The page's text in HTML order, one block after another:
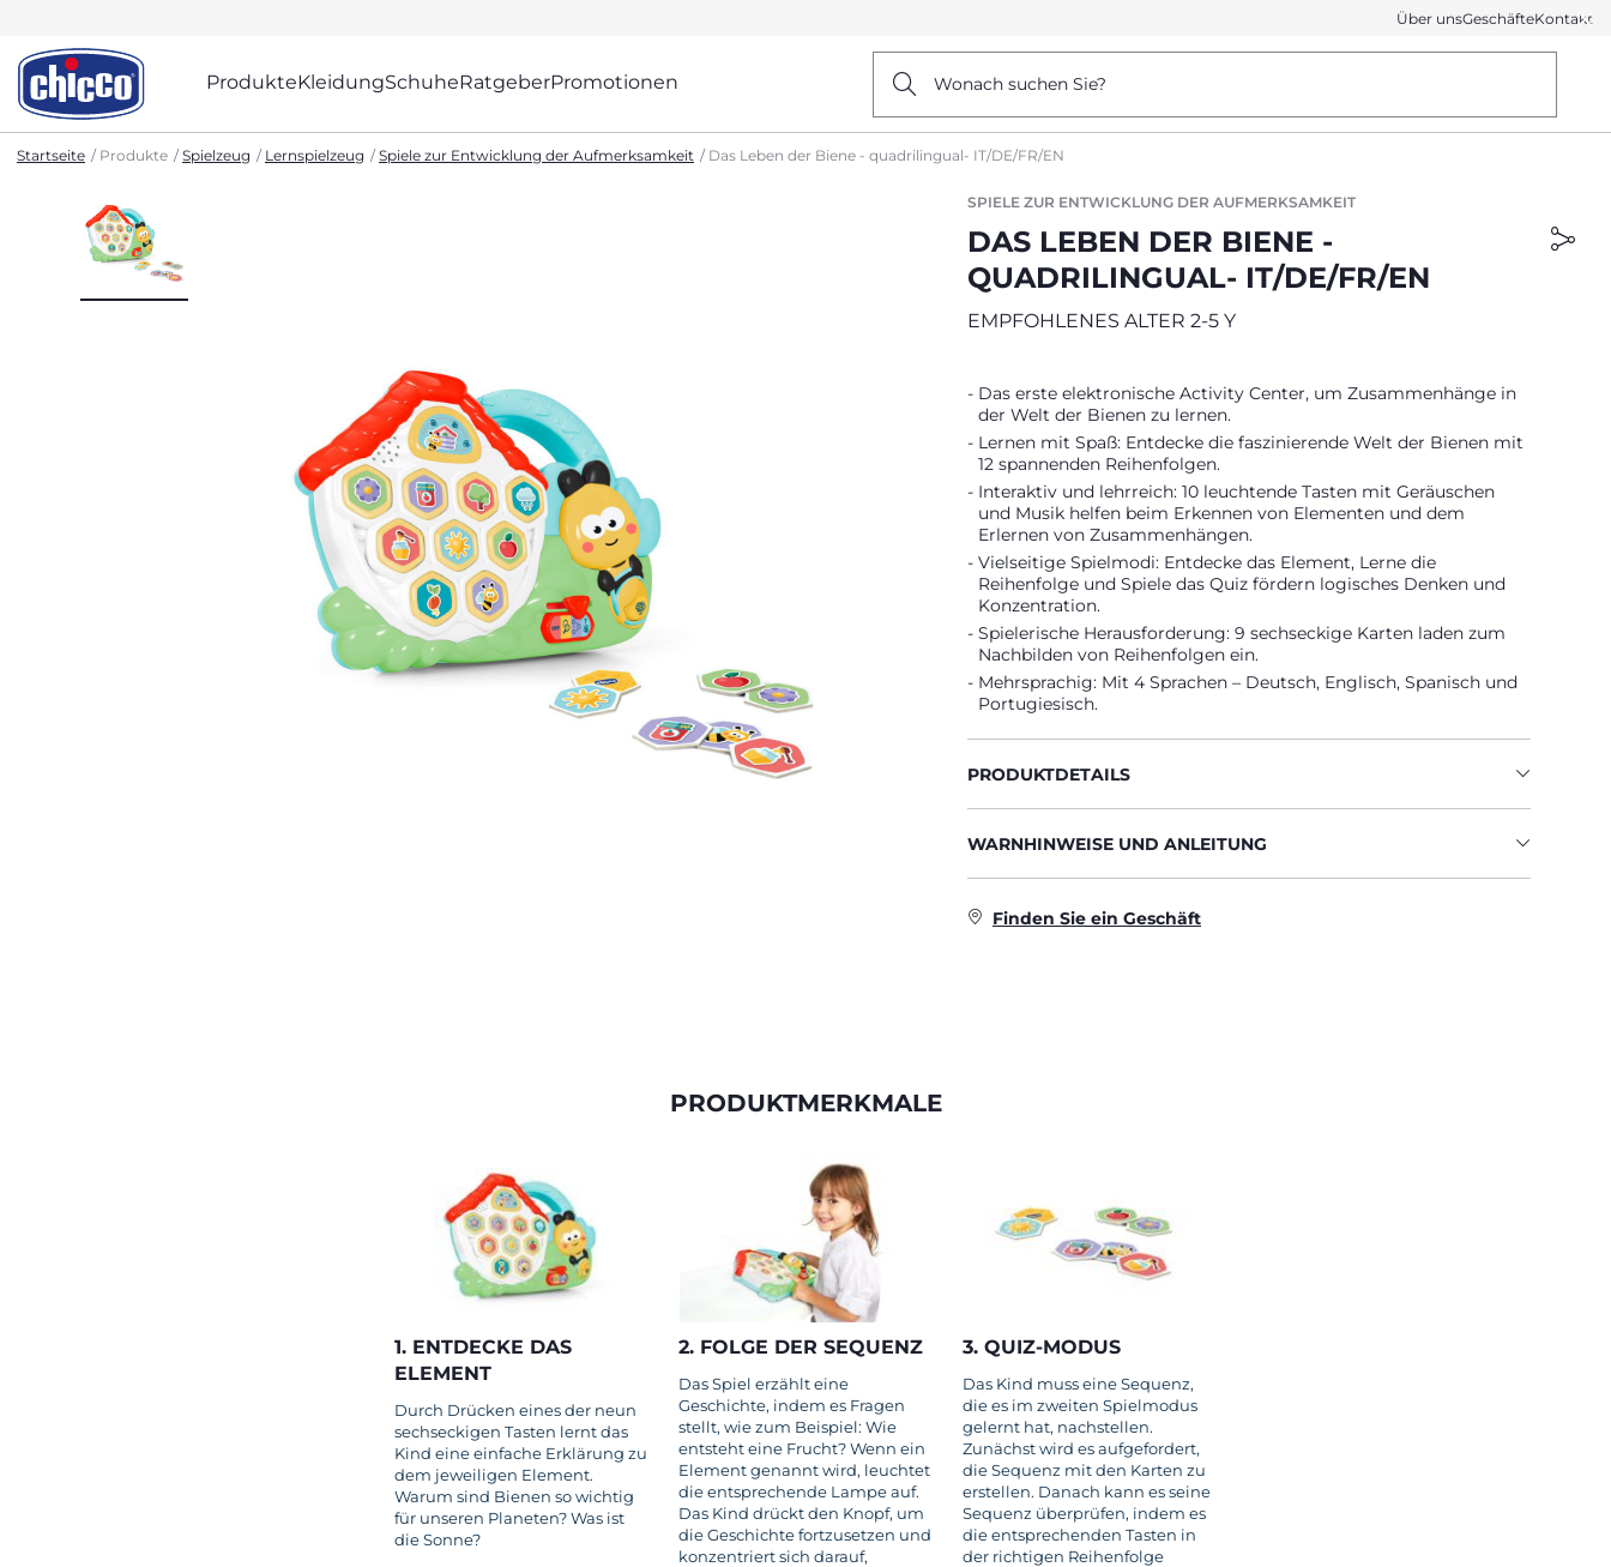
Über unsGeschäfteKontakt
ProdukteKleidungSchuheRatgeberPromotionen Wonach suchen Sie?
Startseite Produkte Spielzeug Lernspielzeug Spiele zur Entwicklung der Aufmerksamkeit Das Leben der Biene - quadrilingual- IT/DE/FR/EN
SPIELE ZUR ENTWICKLUNG DER AUFMERKSAMKEIT
DAS LEBEN DER BIENE -
QUADRILINGUAL- IT/DE/FR/EN
EMPFOHLENES ALTER 2-5 Y
Das erste elektronische Activity Center, um Zusammenhänge in
der Welt der Bienen zu lernen.
Lernen mit Spaß: Entdecke die faszinierende Welt der Bienen mit
12 spannenden Reihenfolgen.
Interaktiv und lehrreich: 10 leuchtende Tasten mit Geräuschen
und Musik helfen beim Erkennen von Elementen und dem
Erlernen von Zusammenhängen.
Vielseitige Spielmodi: Entdecke das Element, Lerne die
Reihenfolge und Spiele das Quiz fördern logisches Denken und
Konzentration.
Spielerische Herausforderung: 9 sechseckige Karten laden zum
Nachbilden von Reihenfolgen ein.
Mehrsprachig: Mit 4 Sprachen – Deutsch, Englisch, Spanisch und
Portugiesisch.
PRODUKTDETAILS
WARNHINWEISE UND ANLEITUNG
Finden Sie ein Geschäft
PRODUKTMERKMALE
1. ENTDECKE DAS
ELEMENT
Durch Drücken eines der neun
sechseckigen Tasten lernt das
Kind eine einfache Erklärung zu
dem jeweiligen Element.
Warum sind Bienen so wichtig
für unseren Planeten? Was ist
die Sonne?
2. FOLGE DER SEQUENZ
Das Spiel erzählt eine
Geschichte, indem es Fragen
stellt, wie zum Beispiel: Wie
entsteht eine Frucht? Wenn ein
Element genannt wird, leuchtet
die entsprechende Lampe auf.
Das Kind drückt den Knopf, um
die Geschichte fortzusetzen und
konzentriert sich darauf,
3. QUIZ-MODUS
Das Kind muss eine Sequenz,
die es im zweiten Spielmodus
gelernt hat, nachstellen.
Zunächst wird es aufgefordert,
die Sequenz mit den Karten zu
erstellen. Danach kann es seine
Sequenz überprüfen, indem es
die entsprechenden Tasten in
der richtigen Reihenfolge